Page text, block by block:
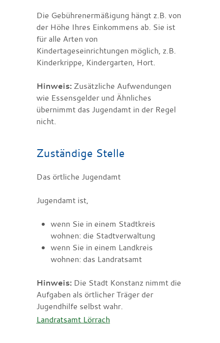
Die Gebührenermäßigung hängt z.B. von
der Höhe Ihres Einkommens ab. Sie ist
für alle Arten von
Kindertageseinrichtungen möglich, z.B.
Kinderkrippe, Kindergarten, Hort.
Hinweis: Zusätzliche Aufwendungen
wie Essensgelder und Ähnliches
übernimmt das Jugendamt in der Regel
nicht.
Zuständige Stelle
Das örtliche Jugendamt
Jugendamt ist,
wenn Sie in einem Stadtkreis
wohnen: die Stadtverwaltung
wenn Sie in einem Landkreis
wohnen: das Landratsamt
Hinweis: Die Stadt Konstanz nimmt die
Aufgaben als örtlicher Träger der
Jugendhilfe selbst wahr.
Landratsamt Lörrach